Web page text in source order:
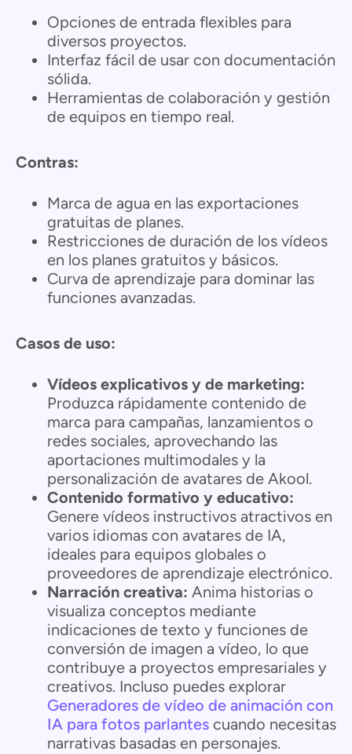
Opciones de entrada flexibles para
diversos proyectos.
Interfaz fácil de usar con documentación
sólida.
Herramientas de colaboración y gestión
de equipos en tiempo real.
Contras:
Marca de agua en las exportaciones
gratuitas de planes.
Restricciones de duración de los vídeos
en los planes gratuitos y básicos.
Curva de aprendizaje para dominar las
funciones avanzadas.
Casos de uso:
Vídeos explicativos y de marketing:
Produzca rápidamente contenido de
marca para campañas, lanzamientos o
redes sociales, aprovechando las
aportaciones multimodales y la
personalización de avatares de Akool.
Contenido formativo y educativo:
Genere vídeos instructivos atractivos en
varios idiomas con avatares de IA,
ideales para equipos globales o
proveedores de aprendizaje electrónico.
Narración creativa: Anima historias o
visualiza conceptos mediante
indicaciones de texto y funciones de
conversión de imagen a vídeo, lo que
contribuye a proyectos empresariales y
creativos. Incluso puedes explorar
Generadores de vídeo de animación con
IA para fotos parlantes cuando necesitas
narrativas basadas en personajes.